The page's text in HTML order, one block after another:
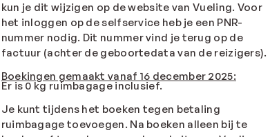
kun je dit wijzigen op de website van Vueling. Voor
het inloggen op de selfservice heb je een PNR-
nummer nodig. Dit nummer vind je terug op de
factuur (achter de geboortedata van de reizigers).
Boekingen gemaakt vanaf 16 december 2025:
Er is 0 kg ruimbagage inclusief.
Je kunt tijdens het boeken tegen betaling
ruimbagage toevoegen. Na boeken alleen bij te